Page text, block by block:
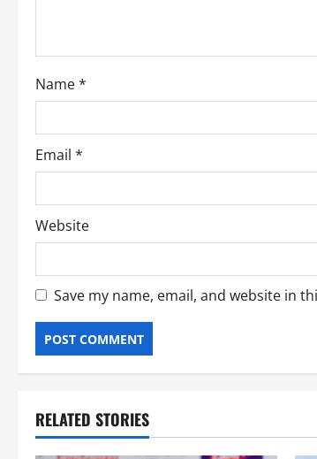
Name*
Email *
Website
Save my name, email, and website in
RELATED STORIES